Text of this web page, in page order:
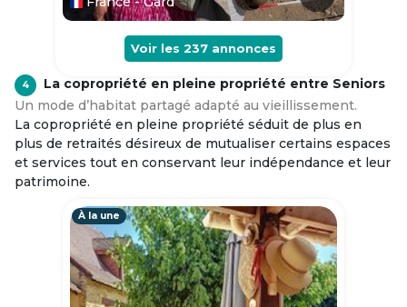
Voir les 237 annonces
4
La copropriété en pleine propriété entre Seniors
Un mode d’habitat partagé adapté au vieillissement.
La copropriété en pleine propriété séduit de plus en
plus de retraités désireux de mutualiser certains espaces
et services tout en conservant leur indépendance et leur
patrimoine.
À la une